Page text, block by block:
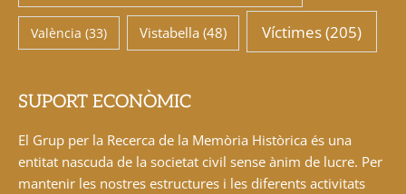
València (33) Vistabella (48) Víctimes(205)
SUPORT ECONÒMIC
El Grup per la Recerca de la Memòria Històrica és una
entitat nascuda de la societat civil sense ànim de lucre. Per
mantenir les nostres estructures i les diferents activitats